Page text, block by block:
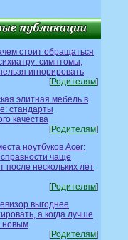
стоит обращаться
симптомы,
игнорировать
[Родителям]
элитная мебель в
стандарты
качества
[Родителям]
ноутбуков Acer:
чаще
после нескольких лет
[Родителям]
выгоднее
а когда лучше
новым
[Родителям]